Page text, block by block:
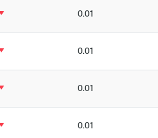
0.01
0.01
0.01
0.01